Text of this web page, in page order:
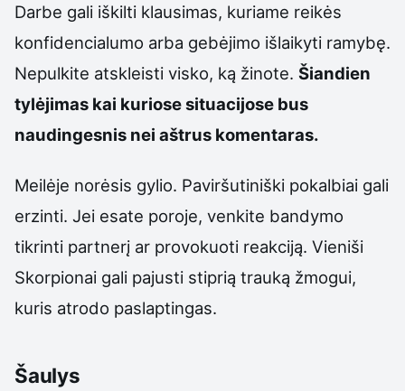
Darbe gali iškilti klausimas, kuriame reikės
konfidencialumo arba gebėjimo išlaikyti ramybę.
Nepulkite atskleisti visko, ką žinote. Šiandien
tylėjimas kai kuriose situacijose bus
naudingesnis nei aštrus komentaras.
Meilėje norėsis gylio. Paviršutiniški pokalbiai gali
erzinti. Jei esate poroje, venkite bandymo
tikrinti partnerį ar provokuoti reakciją. Vieniši
Skorpionai gali pajusti stiprią trauką žmogui,
kuris atrodo paslaptingas.
Šaulys